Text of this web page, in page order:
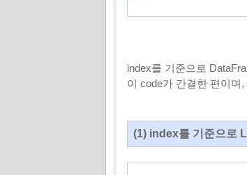
index를 기준으로
이 code가 간결한 편이며
(1) index를 기준으로